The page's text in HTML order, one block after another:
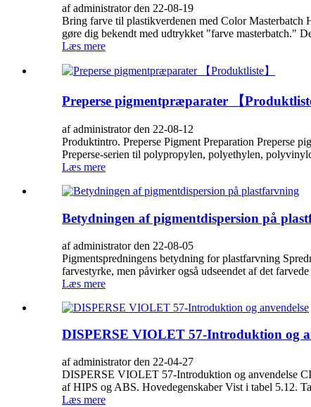
af administrator den 22-08-19
Bring farve til plastikverdenen med Color Masterbatch
gøre dig bekendt med udtrykket "farve masterbatch."
Læs mere
Preperse pigmentpræparater 【Produktliste
af administrator den 22-08-12
Produktintro. Preperse Pigment Preparation Preperse
Preperse-serien til polypropylen, polyethylen,
Læs mere
Betydningen af ​​pigmentdispersion på
af administrator den 22-08-05
Pigmentspredningens betydning for plastfarvning
farvestyrke, men påvirker også udseendet af det
Læs mere
DISPERSE VIOLET 57-Introduktion og
af administrator den 22-04-27
DISPERSE VIOLET 57-Introduktion og anvendelse
af HIPS og ABS. Hovedegenskaber Vist i tabel 5.12.
Læs mere